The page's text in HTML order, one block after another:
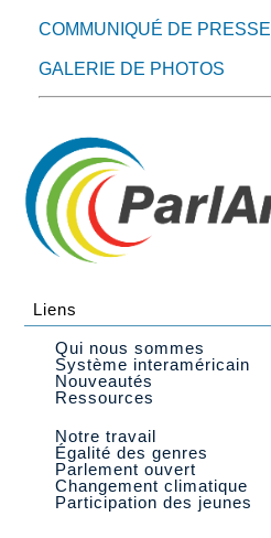
COMMUNIQUÉ DE PRESSE
GALERIE DE PHOTOS
Liens
Qui nous sommes
Système interaméricain
Nouveautés
Ressources
Notre travail
Égalité des genres
Parlement ouvert
Changement climatique
Participation des jeunes